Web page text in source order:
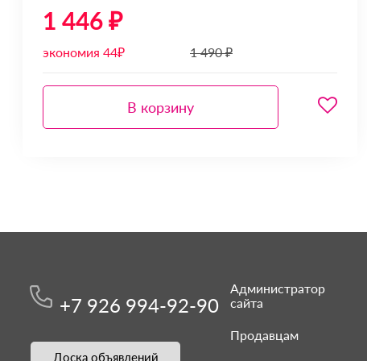
1 446 ₽
экономия 44₽ 1 490 ₽
В корзину
+7 926 994-92-90
Доска объявлений
Администратор
сайта
Продавцам